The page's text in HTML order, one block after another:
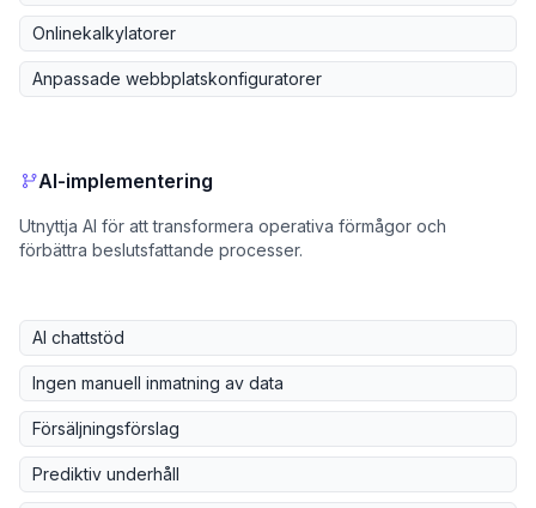
Onlinekalkylatorer
Anpassade webbplatskonfiguratorer
AI-implementering
Utnyttja AI för att transformera operativa förmågor och
förbättra beslutsfattande processer.
AI chattstöd
Ingen manuell inmatning av data
Försäljningsförslag
Prediktiv underhåll